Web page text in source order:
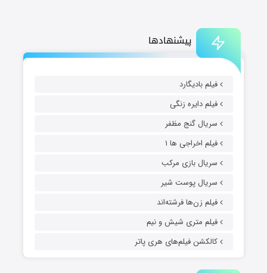
پیشنهادها
فیلم بادیگارد
فیلم دایره زنگی
سریال گنج مظفر
فیلم اخراجی ها ۱
سریال بازی مرکب
سریال پوست شیر
فیلم زن‌ها فرشته‌اند
فیلم متری شیش و نیم
کالکشن فیلم‌های هری پاتر